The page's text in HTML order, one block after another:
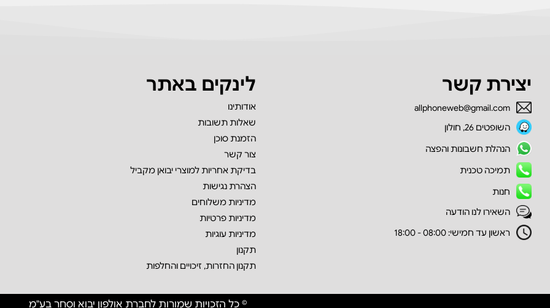
יצירת קשר
allphoneweb@gmail.com
השופטים 26, חולון
הנהלת חשבונות והפצה
תמיכה טכנית
חנות
השאירו לנו הודעה
ראשון עד חמישי: 08:00 - 18:00
לינקים באתר
אודותינו
שאלות תשובות
הזמנת סוכן
צור קשר
בדיקת אחריות למוצרי יבואן מקביל
הצהרת נגישות
מדיניות משלוחים
מדיניות פרטיות
מדיניות עוגיות
תקנון
תקנון החזרות, זיכויים והחלפות
© כל הזכויות שמורות לחברת אולפון יבוא וסחר בע"מ